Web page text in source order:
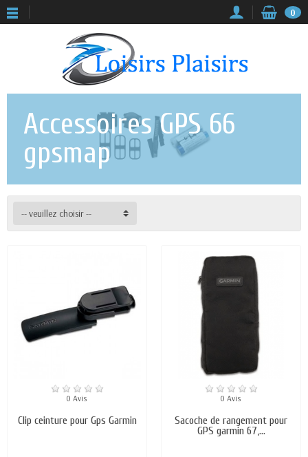
0
Accessoires GPS 66
gpsmap
-- veuillez choisir --
0 Avis
Clip ceinture pour Gps Garmin
0 Avis
Sacoche de rangement pour
GPS garmin 67,...